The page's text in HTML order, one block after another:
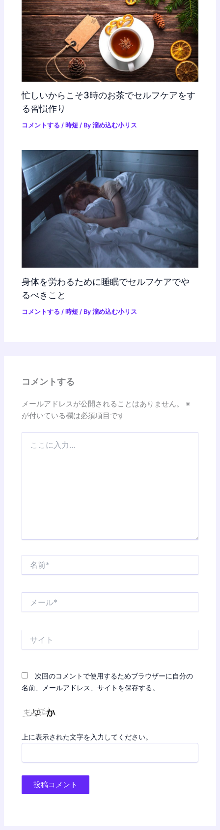
忙しいからこそ3時のお茶でセルフケアをす
る習慣作り
コメントする / 時短 / By溜め込む小リス
身体を労わるために睡眠でセルフケアでや
るべきこと
コメントする / 時短 / By溜め込む小リス
コメントする
メールアドレスが公開されることはありません。
※
が付いている欄は必須項目です
次回のコメントで使用するためブラウザーに自分の
名前、メールアドレス、サイトを保存する。
上に表示された文字を入力してください。